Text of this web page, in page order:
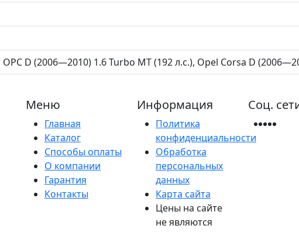
D (2006—2010) 1.6 Turbo MT (192 л.с.), Opel Corsa D
Меню
Главная
Каталог
Способы оплаты
О компании
Гарантия
Контакты
Информация
Политика
конфиденциальности
Обработка
персональных
данных
Карта сайта
Цены на сайте
не являются
Соц.